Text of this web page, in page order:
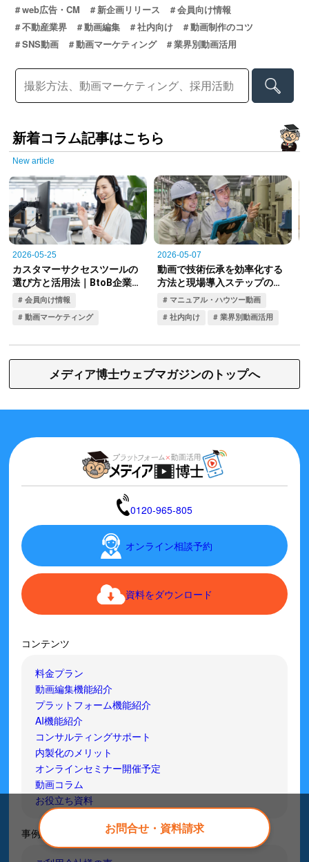
web広告・CM
新企画リリース
会員向け情報
不動産業界
動画編集 社内向け
動画制作のコツ
SNS動画
動画マーケティング 業界別動画活用
新着コラム記事はこちら
New article
メディア博士ウェブマガジンのトップへ
お問合せ・資料請求
0120-965-805
オンライン相談予約
資料をダウンロード
コンテンツ
料金プラン
動画編集機能紹介
プラットフォーム機能紹介
AI機能紹介
コンサルティングサポート
内製化のメリット
オンラインセミナー開催予定
動画コラム
お役立ち資料
事例紹介